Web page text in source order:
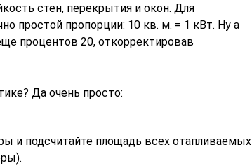
стен, перекрытия и окон. Для
простой пропорции: 10 кв. м. = 1 кВт. Ну а
процентов 20, откорректировав
Да очень просто:
и подсчитайте площадь всех отапливаемых